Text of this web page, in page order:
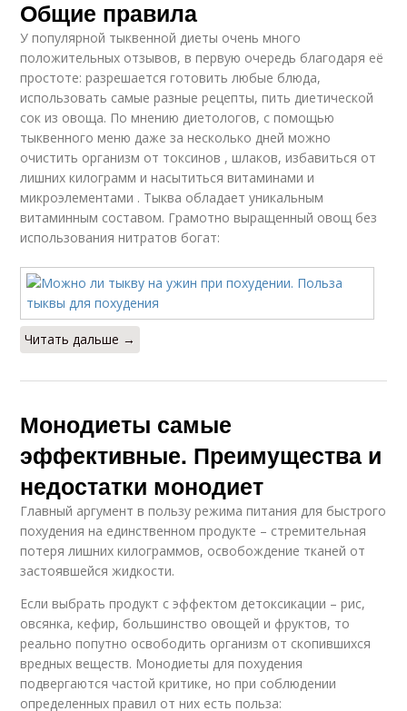
Общие правила
У популярной тыквенной диеты очень много
положительных отзывов, в первую очередь благодаря её
простоте: разрешается готовить любые блюда,
использовать самые разные рецепты, пить диетической
сок из овоща. По мнению диетологов, с помощью
тыквенного меню даже за несколько дней можно
очистить организм от токсинов , шлаков, избавиться от
лишних килограмм и насытиться витаминами и
микроэлементами . Тыква обладает уникальным
витаминным составом. Грамотно выращенный овощ без
использования нитратов богат:
Читать дальше →
Монодиеты самые
эффективные. Преимущества и
недостатки монодиет
Главный аргумент в пользу режима питания для быстрого
похудения на единственном продукте – стремительная
потеря лишних килограммов, освобождение тканей от
застоявшейся жидкости.
Если выбрать продукт с эффектом детоксикации – рис,
овсянка, кефир, большинство овощей и фруктов, то
реально попутно освободить организм от скопившихся
вредных веществ. Монодиеты для похудения
подвергаются частой критике, но при соблюдении
определенных правил от них есть польза: